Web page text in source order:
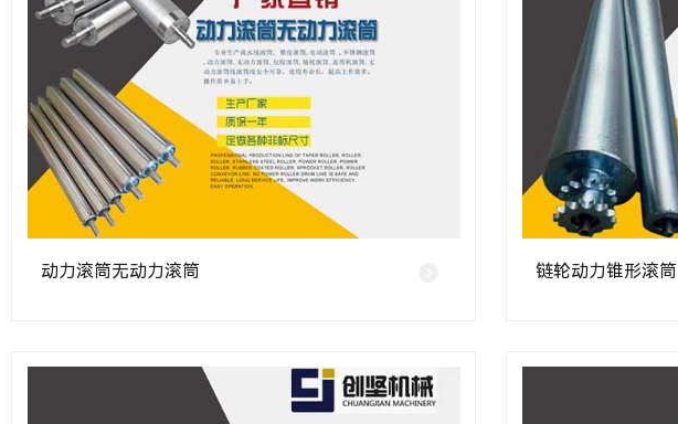
动力滚筒无动力滚筒 链轮动力锥形滚筒